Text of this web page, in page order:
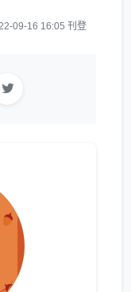
09-16 16:05 刊登